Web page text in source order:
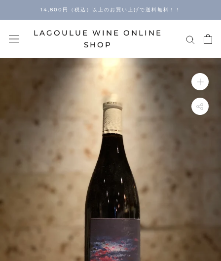
14,800円（税込）以上のお買い上げで送料無料！！
LAGOULUE WINE ONLINE
SHOP